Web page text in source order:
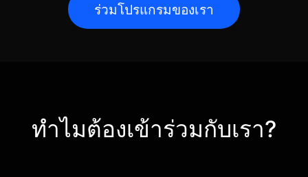
ร่วมโปรแกรมของเรา
ทำไมต้องเข้าร่วมกับเรา?